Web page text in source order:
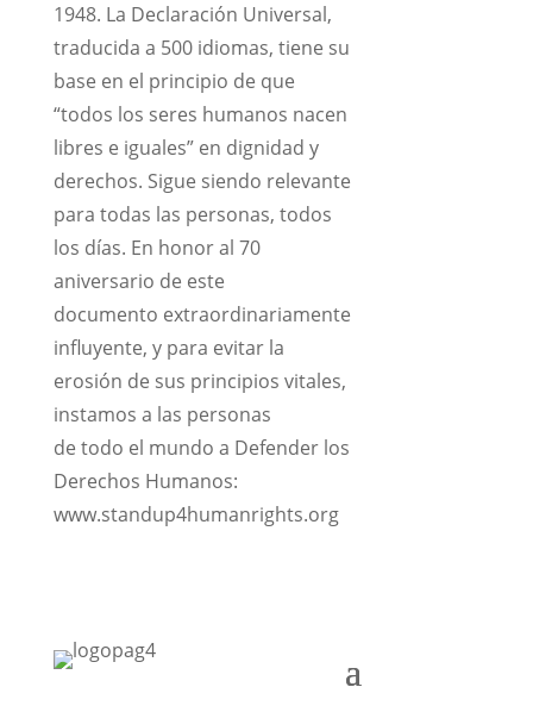
1948. La Declaración Universal,
traducida a 500 idiomas, tiene su
base en el principio de que
“todos los seres humanos nacen
libres e iguales” en dignidad y
derechos. Sigue siendo relevante
para todas las personas, todos
los días. En honor al 70
aniversario de este
documento extraordinariamente
influyente, y para evitar la
erosión de sus principios vitales,
instamos a las personas
de todo el mundo a Defender los
Derechos Humanos:
www.standup4humanrights.org